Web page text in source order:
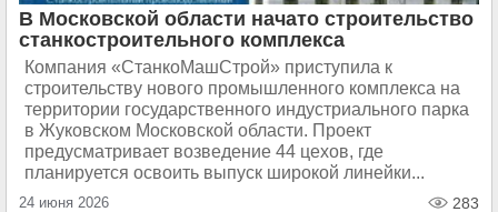
В Московской области начато строительство
станкостроительного комплекса
Компания «СтанкоМашСтрой» приступила к
строительству нового промышленного комплекса на
территории государственного индустриального парка
в Жуковском Московской области. Проект
предусматривает возведение 44 цехов, где
планируется освоить выпуск широкой линейки...
24 июня 2026 283